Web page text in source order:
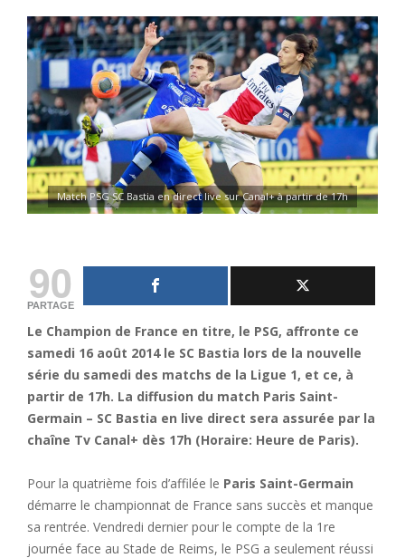
Match PSG SC Bastia en direct live sur Canal+ à partir de 17h
90
PARTAGE
Le Champion de France en titre, le PSG, affronte ce
samedi 16 août 2014 le SC Bastia lors de la nouvelle
série du samedi des matchs de la Ligue 1, et ce, à
partir de 17h. La diffusion du match Paris Saint-
Germain – SC Bastia en live direct sera assurée par la
chaîne Tv Canal+ dès 17h (Horaire: Heure de Paris).
Pour la quatrième fois d’affilée le Paris Saint-Germain
démarre le championnat de France sans succès et manque
sa rentrée. Vendredi dernier pour le compte de la 1re
journée face au Stade de Reims, le PSG a seulement réussi